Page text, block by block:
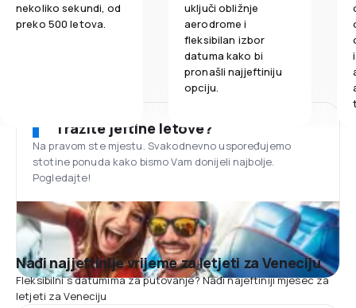
nekoliko sekundi, od
preko 500 letova.
uključi obližnje
aerodrome i
fleksibilan izbor
datuma kako bi
pronašli najjeftiniju
opciju.
Tražite jeftine letove?
Na pravom ste mjestu. Svakodnevno uspoređujemo
stotine ponuda kako bismo Vam donijeli najbolje.
Pogledajte!
Nađi najjeftinije vrijeme za letjeti za Veneciju
Fleksibilni s datumima za putovanje? Nađi najeftiniji mjesec za
letjeti za Veneciju